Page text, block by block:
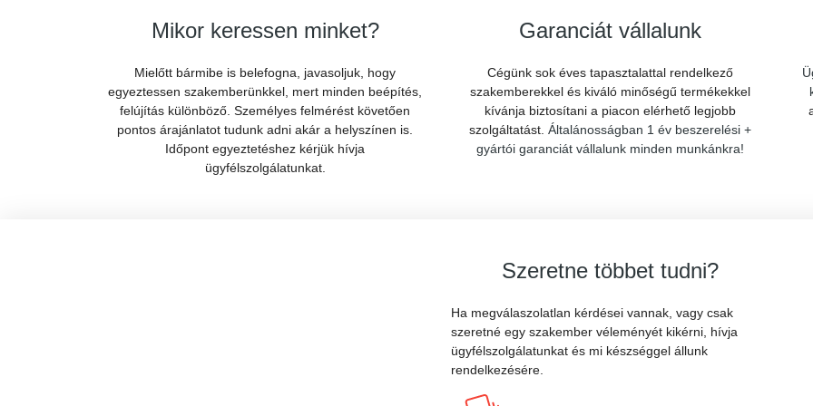
Mikor keressen minket?
Mielőtt bármibe is belefogna, javasoljuk, hogy
egyeztessen szakemberünkkel, mert minden beépítés,
felújítás különböző. Személyes felmérést követően
pontos árajánlatot tudunk adni akár a helyszínen is.
Időpont egyeztetéshez kérjük hívja
ügyfélszolgálatunkat.
Garanciát vállalunk
Cégünk sok éves tapasztalattal rendelkező
szakemberekkel és kiváló minőségű termékekkel
kívánja biztosítani a piacon elérhető legjobb
szolgáltatást. Általánosságban 1 év beszerelési +
gyártói garanciát vállalunk minden munkánkra!
Szeretne többet tudni?
Ha megválaszolatlan kérdései vannak, vagy csak
szeretné egy szakember véleményét kikérni, hívja
ügyfélszolgálatunkat és mi készséggel állunk
rendelkezésére.